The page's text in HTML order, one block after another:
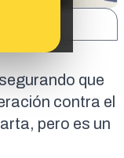
que
contra el
pero es un